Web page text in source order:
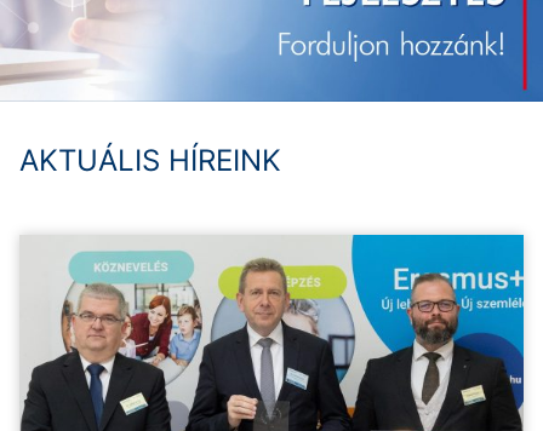
AKTUÁLIS HÍREINK